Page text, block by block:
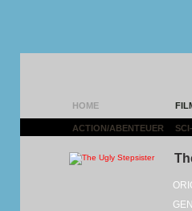
HOME
ACTION/ABENTEUER